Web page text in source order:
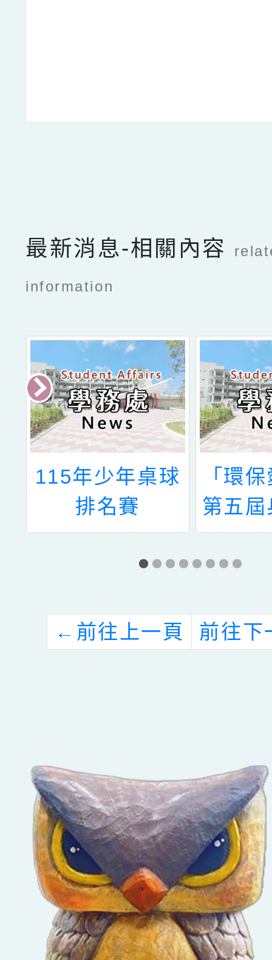
最新消息-相關內容
information
115年少年桌球
排名賽
「環
第五
者中
繪
← 前往上一頁 前往下